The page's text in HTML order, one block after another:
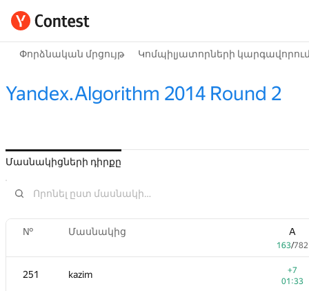
Փորձնական մրցույթ Կոմպիլյատորների
Yandex.Algorithm 2014 Round 2
Մասնակիցների դիրքը
№ Մասնակից A
163/782
251 kazim
+7
01:33